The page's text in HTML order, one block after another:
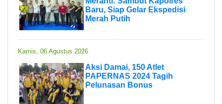
Baru, Siap Gelar Ekspedisi
Merah Putih
Kamis, 06 Agustus 2026
Aksi Damai, 150 Atlet
PAPERNAS 2024 Tagih
Pelunasan Bonus